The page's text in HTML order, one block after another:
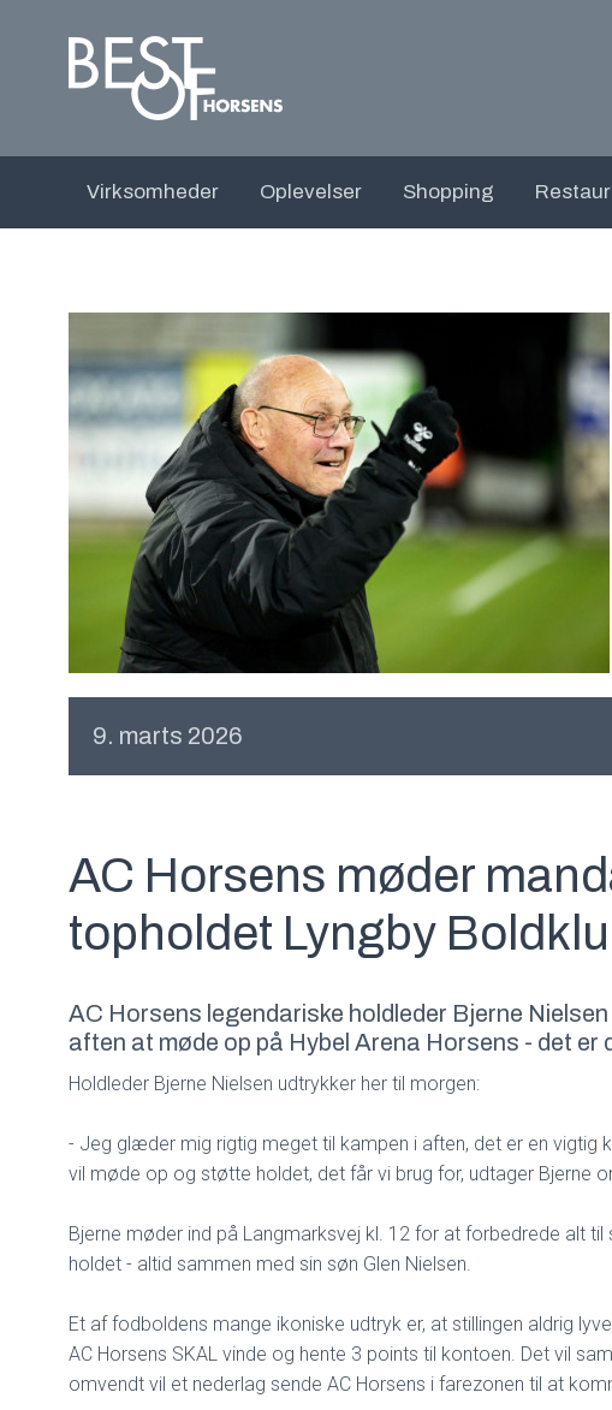
Virksomheder Oplevelser Shopping
9. marts 2026
AC Horsens møder
topholdet Lyngby
AC Horsens legendariske holdleder Bjerne
aften at møde op på Hybel Arena Horsens - det er
Holdleder Bjerne Nielsen udtrykker her til morgen:
- Jeg glæder mig rigtig meget til kampen i aften, det er en vigtig
vil møde op og støtte holdet, det får vi brug for, udtager Bjerne
Bjerne møder ind på Langmarksvej kl. 12 for at forbedrede alt
holdet - altid sammen med sin søn Glen Nielsen.
Et af fodboldens mange ikoniske udtryk er, at stillingen aldrig
AC Horsens SKAL vinde og hente 3 points til kontoen. Det vil
omvendt vil et nederlag sende AC Horsens i farezonen til at